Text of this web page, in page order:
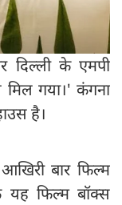
दिल्ली के एमपी
गया।' कंगना
है।
बार फिल्म
यह फिल्म बॉक्स